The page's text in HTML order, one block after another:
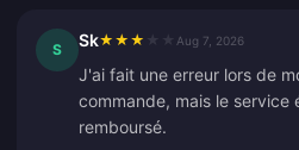
S Sk★ ★ ★ Aug 7, 2026
J'ai fait une erreur lors de
commande, mais le
remboursé.